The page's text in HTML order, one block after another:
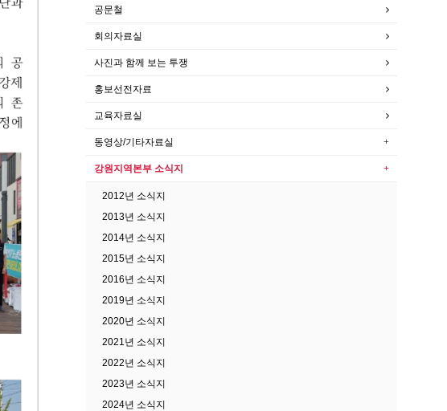
공문철
회의자료실
사진과 함께 보는 투쟁
홍보선전자료
교육자료실
동영상/기타자료실
강원지역본부 소식지
2012년 소식지
2013년 소식지
2014년 소식지
2015년 소식지
2016년 소식지
2019년 소식지
2020년 소식지
2021년 소식지
2022년 소식지
2023년 소식지
2024년 소식지